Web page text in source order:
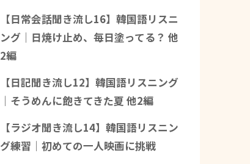
【日常会話聞き流し16】韓国語リスニ
ング｜日焼け止め、毎日塗ってる？ 他
2編
【日記聞き流し12】韓国語リスニング
｜そうめんに飽きてきた夏 他2編
【ラジオ聞き流し14】韓国語リスニン
グ練習｜初めての一人映画に挑戦